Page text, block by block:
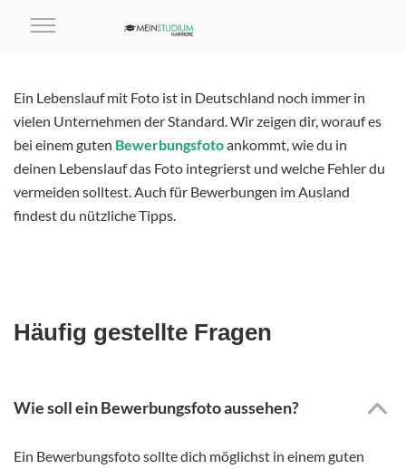
Ein Lebenslauf mit Foto ist in Deutschland noch immer in
vielen Unternehmen der Standard. Wir zeigen dir, worauf es
bei einem guten Bewerbungsfotoankommt, wie du in
deinen Lebenslauf das Foto integrierst und welche Fehler du
vermeiden solltest. Auch für Bewerbungen im Ausland
findest du nützliche Tipps.
Häufig gestellte Fragen
Wie soll ein Bewerbungsfoto aussehen?
Ein Bewerbungsfoto sollte dich möglichst in einem guten